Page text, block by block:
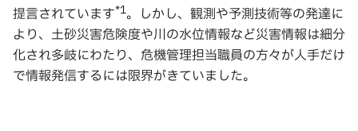
提言されています*1。しかし、観測や予測技術等の発達に
より、土砂災害危険度や川の水位情報など災害情報は細分
化され多岐にわたり、危機管理担当職員の方々が人手だけ
で情報発信するには限界がきていました。